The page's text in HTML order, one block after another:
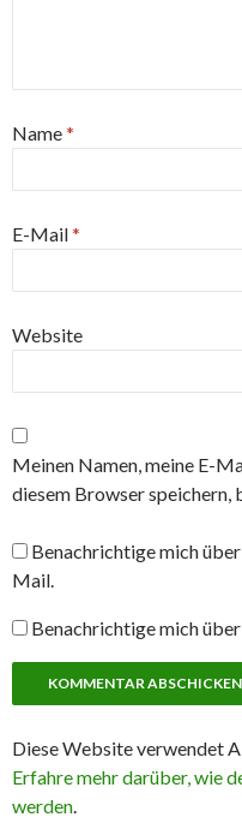
Name*
E-Mail*
Website
Meinen Namen, meine E-
diesem Browser speichern,
Benachrichtige mich
Mail.
Benachrichtige mich
Diese Website verwendet
Erfahre mehr darüber, wie
werden.